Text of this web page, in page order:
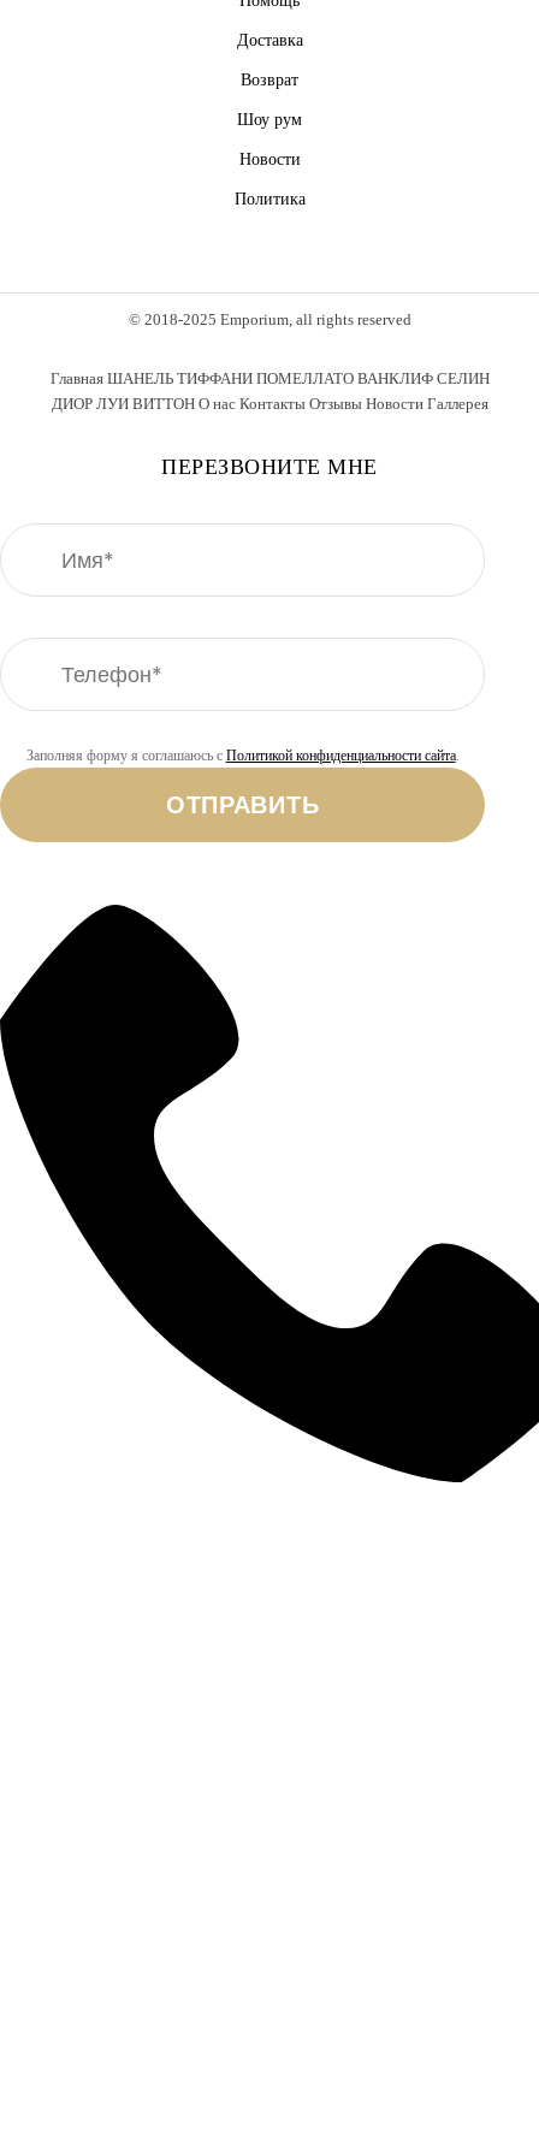
Доставка
Возврат
Шоу рум
Новости
Политика
© 2018-2025 Emporium, all rights reserved
Главная ШАНЕЛЬ ТИФФАНИ ПОМЕЛЛАТО ВАНКЛИФ СЕЛИН
ДИОР ЛУИ ВИТТОН О нас Контакты Отзывы Новости Галлерея
ПЕРЕЗВОНИТЕ МНЕ
Заполняя форму я соглашаюсь с Политикой конфиденциальности сайта.
ОТПРАВИТЬ